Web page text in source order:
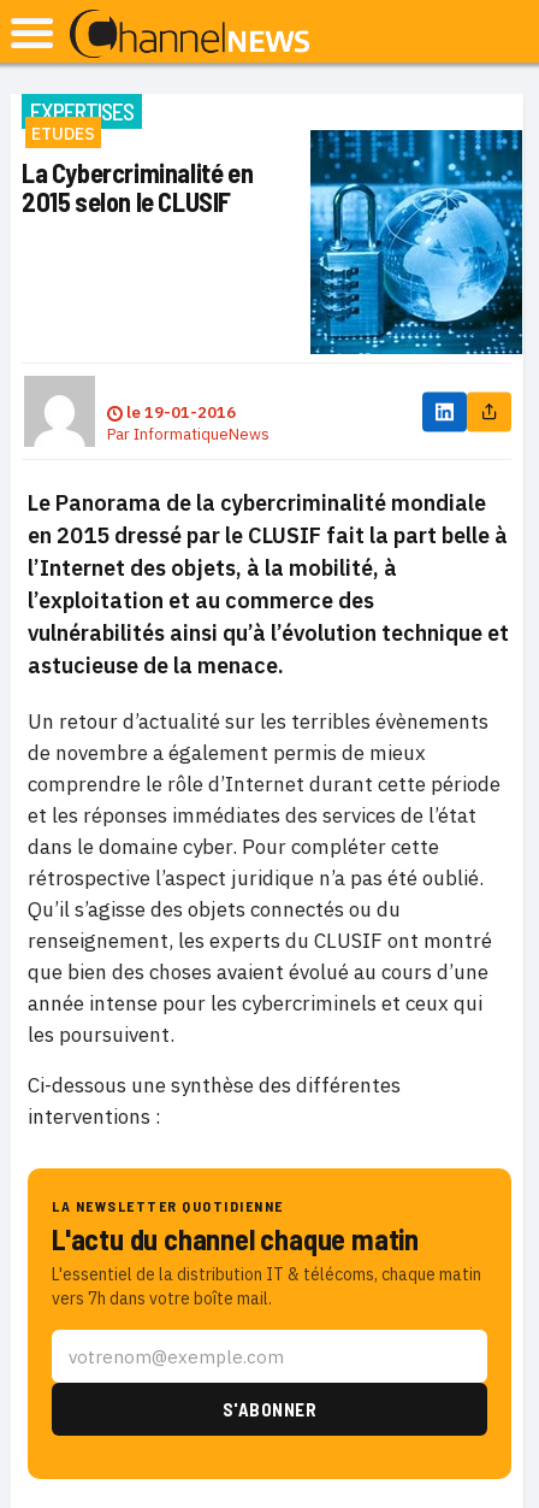
EXPERTISES
ETUDES
La Cybercriminalité en
2015 selon le CLUSIF
le19-01-2016
ParInformatiqueNews
Le Panorama de la cybercriminalité mondiale
en 2015 dressé par le CLUSIF fait la part belle à
l’Internet des objets, à la mobilité, à
l’exploitation et au commerce des
vulnérabilités ainsi qu’à l’évolution technique et
astucieuse de la menace.
Un retour d’actualité sur les terribles évènements
de novembre a également permis de mieux
comprendre le rôle d’Internet durant cette période
et les réponses immédiates des services de l’état
dans le domaine cyber. Pour compléter cette
rétrospective l’aspect juridique n’a pas été oublié.
Qu’il s’agisse des objets connectés ou du
renseignement, les experts du CLUSIF ont montré
que bien des choses avaient évolué au cours d’une
année intense pour les cybercriminels et ceux qui
les poursuivent.
Ci-dessous une synthèse des différentes
interventions :
LA NEWSLETTER QUOTIDIENNE
L'actu du channel chaque matin
L'essentiel de la distribution IT & télécoms, chaque matin
vers 7h dans votre boîte mail.